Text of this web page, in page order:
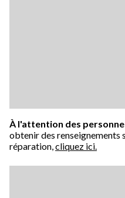
À l'attention des
obtenir des renseignements
réparation,cliquez ici.